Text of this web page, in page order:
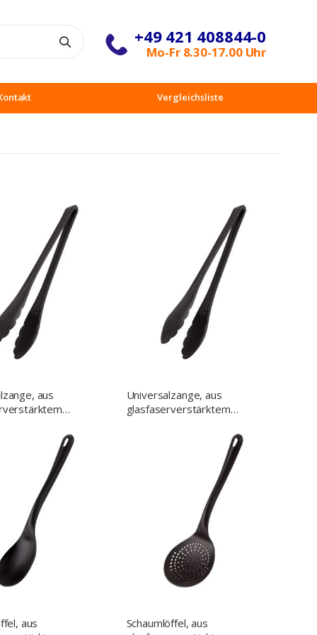
+49 421 408844-0
Mo-Fr 8.30-17.00 Uhr
Vergleichsliste
aus
Universalzange, aus
glasfaserverstärktem
aus
Schaumlöffel, aus